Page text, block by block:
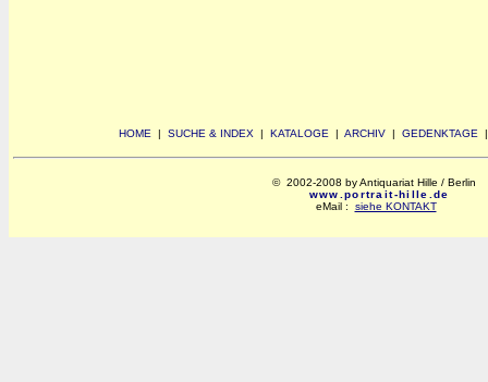
HOME | SUCHE & INDEX | KATALOGE | ARCHIV | GEDENKTAGE
© 2002-2008 by Antiquariat Hille / Berlin
www.portrait-hille.de
eMail : siehe KONTAKT